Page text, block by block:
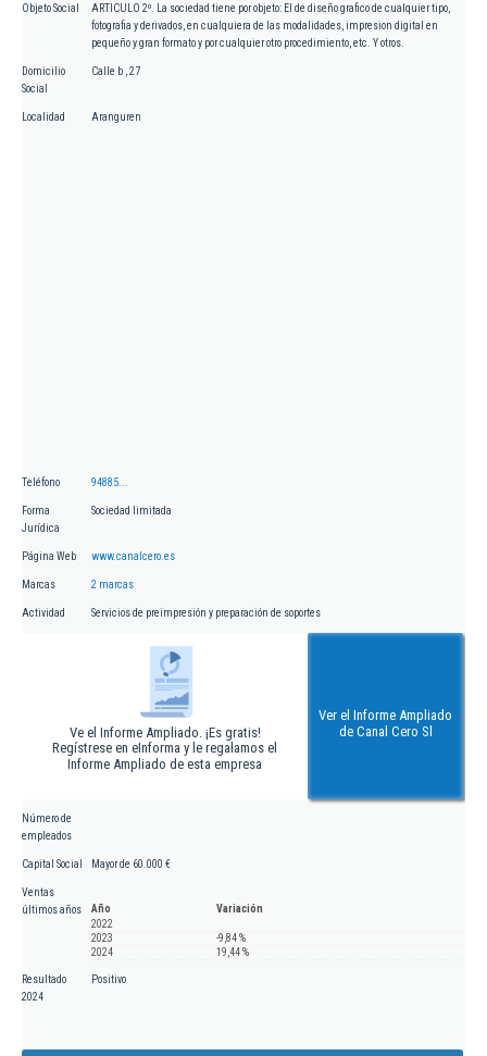
Objeto Social
ARTICULO 2º. La sociedad tiene por objeto: El de diseño grafico de cualquier tipo,
fotografia y derivados, en cualquiera de las modalidades, impresion digital en
pequeño y gran formato y por cualquier otro procedimiento, etc. Y otros.
Domicilio
Social
Calle b , 27
Localidad Aranguren
Teléfono 94885...
Forma
Jurídica
Sociedad limitada
Página Web www.canalcero.es
Marcas 2 marcas
Actividad Servicios de preimpresión y preparación de soportes
Ve el Informe Ampliado. ¡Es gratis!
Regístrese en eInforma y le regalamos el
Informe Ampliado de esta empresa
Ver el Informe Ampliado
de Canal Cero Sl
Número de
empleados
Capital Social Mayor de 60.000 €
Ventas
últimos años
Año
Variación
2022
2023
-9,84 %
2024
19,44 %
Resultado
2024
Positivo